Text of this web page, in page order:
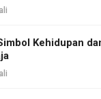
Kehidupan